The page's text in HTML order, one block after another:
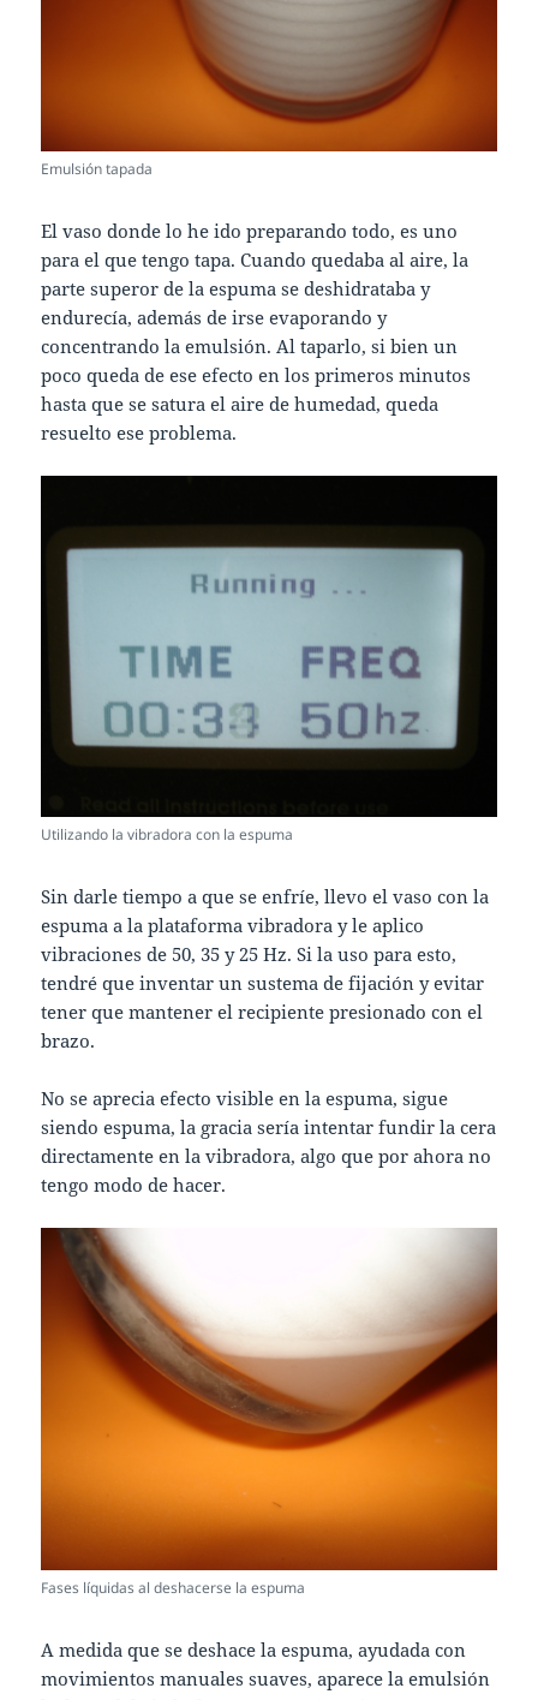
Emulsión tapada
El vaso donde lo he ido preparando todo, es uno
para el que tengo tapa. Cuando quedaba al aire, la
parte superor de la espuma se deshidrataba y
endurecía, además de irse evaporando y
concentrando la emulsión. Al taparlo, si bien un
poco queda de ese efecto en los primeros minutos
hasta que se satura el aire de humedad, queda
resuelto ese problema.
Utilizando la vibradora con la espuma
Sin darle tiempo a que se enfríe, llevo el vaso con la
espuma a la plataforma vibradora y le aplico
vibraciones de 50, 35 y 25 Hz. Si la uso para esto,
tendré que inventar un sustema de fijación y evitar
tener que mantener el recipiente presionado con el
brazo.
No se aprecia efecto visible en la espuma, sigue
siendo espuma, la gracia sería intentar fundir la cera
directamente en la vibradora, algo que por ahora no
tengo modo de hacer.
Fases líquidas al deshacerse la espuma
A medida que se deshace la espuma, ayudada con
movimientos manuales suaves, aparece la emulsión